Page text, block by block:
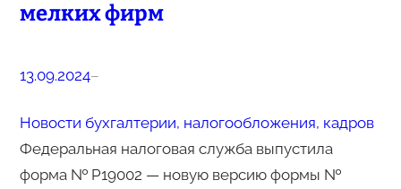
мелких фирм
13.09.2024–
Новости бухгалтерии, налогообложения, кадров
Федеральная налоговая служба выпустила
форма № Р19002 — новую версию формы №